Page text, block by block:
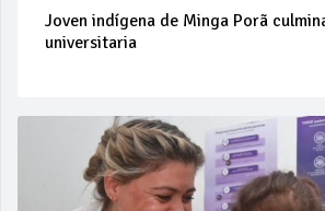
Joven indígena de Minga Porã
universitaria